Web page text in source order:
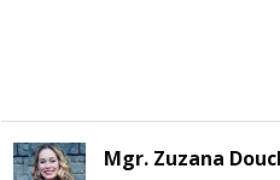
Mgr. Zuzana